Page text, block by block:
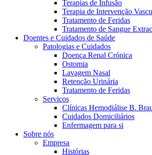
Contactos
Em diálogo com a B. Braun. Entre em
Terapias de Infusão
Terapia de Intervenção
Tratamento de Feridas
Tratamento de Sangue
Doentes e Cuidados de Saúde
Patologias e Cuidados
Doença Renal Crónica
Ostomia
Lavagem Nasal
Retenção Urinária
Tratamento de Feridas
Serviços
Clínicas Hemodiálise B.
Cuidados Domiciliários
Enfermagem para si
Sobre nós
Empresa
Histórias